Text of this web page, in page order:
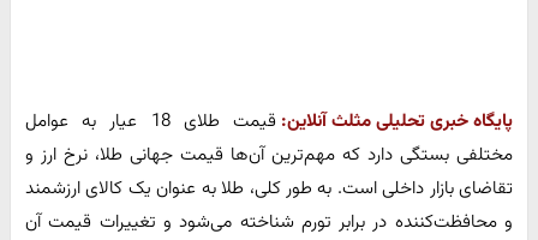
پایگاه خبری تحلیلی مثلث آنلاین:
قیمت طلای 18 عیار به عوامل
مختلفی بستگی دارد که مهم‌ترین آن‌ها قیمت جهانی طلا، نرخ ارز و
تقاضای بازار داخلی است. به طور کلی، طلا به عنوان یک کالای ارزشمند
و محافظت‌کننده در برابر تورم شناخته می‌شود و تغییرات قیمت آن